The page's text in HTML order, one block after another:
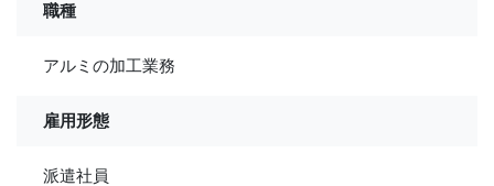
職種
アルミの加工業務
雇用形態
派遣社員